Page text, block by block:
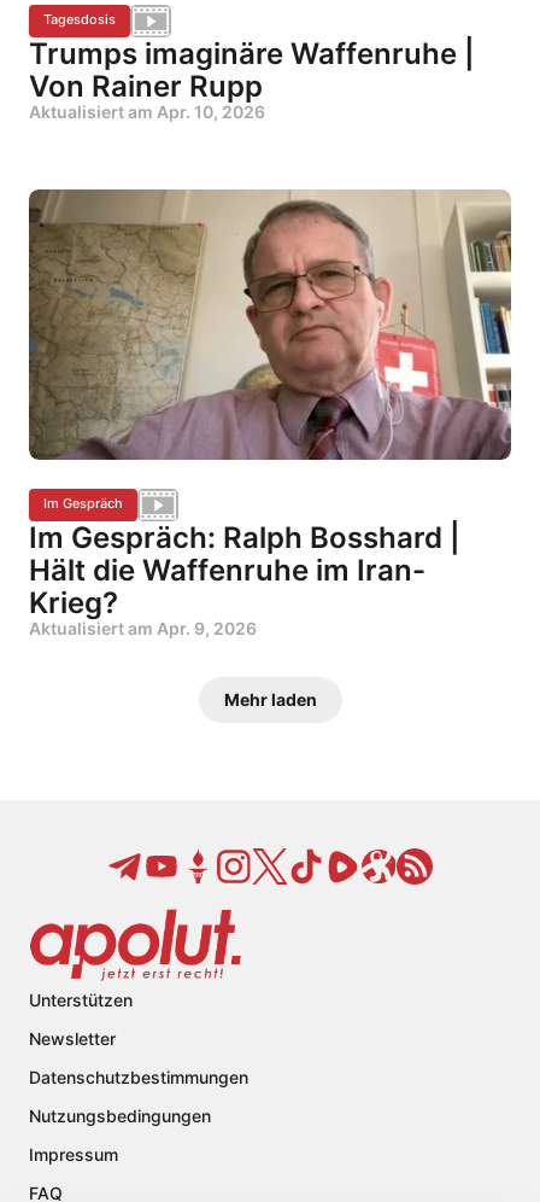
Tagesdosis
Trumps imaginäre Waffenruhe |
Von Rainer Rupp
Aktualisiert am Apr. 10, 2026
Im Gespräch
Im Gespräch: Ralph Bosshard |
Hält die Waffenruhe im Iran-
Krieg?
Aktualisiert am Apr. 9, 2026
Mehr laden
Unterstützen
Newsletter
Datenschutzbestimmungen
Nutzungsbedingungen
Impressum
FAQ